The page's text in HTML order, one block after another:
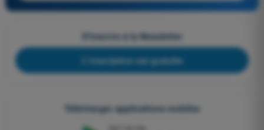
S'inscrire à la Newsletter
L'inscription est gratuite
Télécharger applications mobiles